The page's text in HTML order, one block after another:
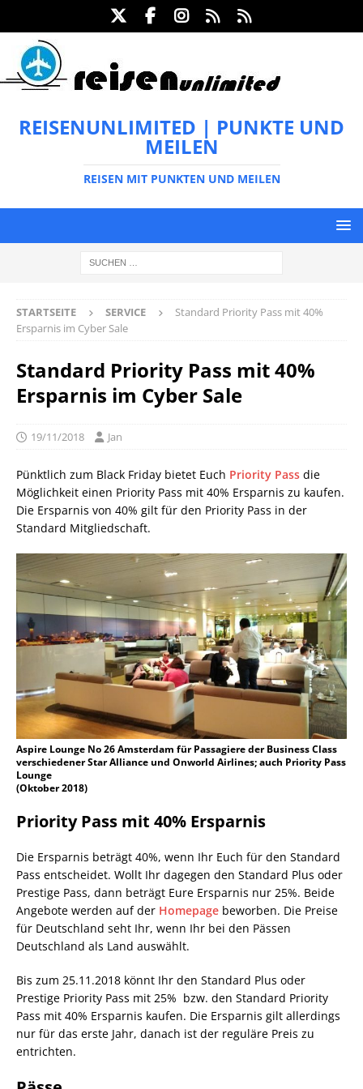
REISENUNLIMITED | PUNKTE UND
MEILEN
REISEN MIT PUNKTEN UND MEILEN
STARTSEITE SERVICE
Standard Priority Pass mit 40%
Ersparnis im Cyber Sale
Standard Priority Pass mit 40%
Ersparnis im Cyber Sale
19/11/2018 Jan
Pünktlich zum Black Friday bietet Euch Priority Pass die
Möglichkeit einen Priority Pass mit 40% Ersparnis zu kaufen.
Die Ersparnis von 40% gilt für den Priority Pass in der
Standard Mitgliedschaft.
Aspire Lounge No 26 Amsterdam für Passagiere der Business Class
verschiedener Star Alliance und Onworld Airlines; auch Priority Pass
Lounge
(Oktober 2018)
Priority Pass mit 40% Ersparnis
Die Ersparnis beträgt 40%, wenn Ihr Euch für den Standard
Pass entscheidet. Wollt Ihr dagegen den Standard Plus oder
Prestige Pass, dann beträgt Eure Ersparnis nur 25%. Beide
Angebote werden auf der Homepage beworben. Die Preise
für Deutschland seht Ihr, wenn Ihr bei den Pässen
Deutschland als Land auswählt.
Bis zum 25.11.2018 könnt Ihr den Standard Plus oder
Prestige Priority Pass mit 25% bzw. den Standard Priority
Pass mit 40% Ersparnis kaufen. Die Ersparnis gilt allerdings
nur für das erste Jahr, danach ist der reguläre Preis zu
entrichten.